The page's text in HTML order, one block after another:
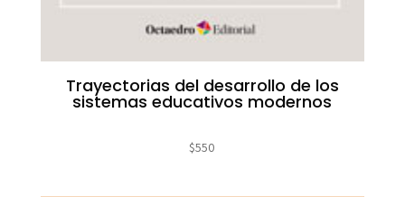
Trayectorias del desarrollo de los
sistemas educativos modernos
$550